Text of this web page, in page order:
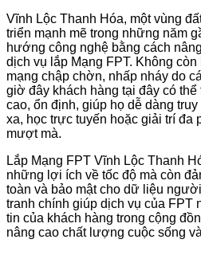
Vĩnh Lộc Thanh Hóa, một vùng
triển mạnh mẽ trong những năm
hướng công nghệ bằng cách
dịch vụ lắp Mạng FPT. Không
mạng chập chờn, nhấp nháy do
giờ đây khách hàng tại đây có
cao, ổn định, giúp họ dễ dàng
xa, học trực tuyến hoặc giải trí đa
mượt mà.
Lắp Mạng FPT Vĩnh Lộc Thanh
những lợi ích về tốc độ mà còn
toàn và bảo mật cho dữ liệu
tranh chính giúp dịch vụ của FPT
tin của khách hàng trong cộng
nâng cao chất lượng cuộc sống